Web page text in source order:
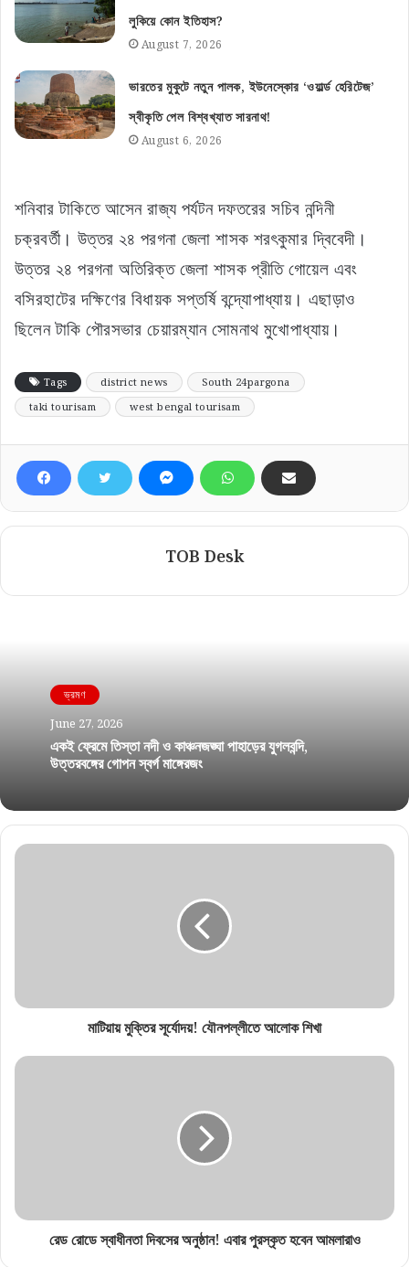
লুকিয়ে কোন ইতিহাস?
August 7, 2026
ভারতের মুকুটে নতুন পালক, ইউনেস্কোর ‘ওয়ার্ল্ড হেরিটেজ’
স্বীকৃতি পেল বিশ্বখ্যাত সারনাথ!
August 6, 2026
শনিবার টাকিতে আসেন রাজ্য পর্যটন দফতরের সচিব নন্দিনী
চক্রবর্তী। উত্তর ২৪ পরগনা জেলা শাসক শরৎকুমার দ্বিবেদী।
উত্তর ২৪ পরগনা অতিরিক্ত জেলা শাসক প্রীতি গোয়েল এবং
বসিরহাটের দক্ষিণের বিধায়ক সপ্তর্ষি বন্দ্যোপাধ্যায়। এছাড়াও
ছিলেন টাকি পৌরসভার চেয়ারম্যান সোমনাথ মুখোপাধ্যায়।
Tags district news
South 24pargona
taki tourisam
west bengal tourisam
TOB Desk
ভ্রমণ
June 27, 2026
একই ফ্রেমে তিস্তা নদী ও কাঞ্চনজঙ্ঘা পাহাড়ের যুগলবন্দি,
উত্তরবঙ্গের গোপন স্বর্গ মাঙ্গেরজং
মাটিয়ায় মুক্তির সূর্যোদয়! যৌনপল্লীতে আলোক শিখা
রেড রোডে স্বাধীনতা দিবসের অনুষ্ঠান! এবার পুরস্কৃত হবেন আমলারাও